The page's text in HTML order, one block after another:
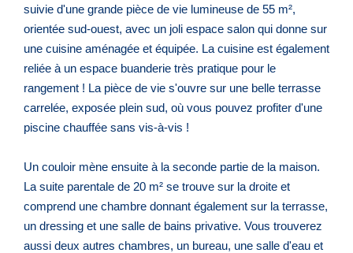
suivie d'une grande pièce de vie lumineuse de 55 m²,
orientée sud-ouest, avec un joli espace salon qui donne sur
une cuisine aménagée et équipée. La cuisine est également
reliée à un espace buanderie très pratique pour le
rangement ! La pièce de vie s'ouvre sur une belle terrasse
carrelée, exposée plein sud, où vous pouvez profiter d'une
piscine chauffée sans vis-à-vis !
Un couloir mène ensuite à la seconde partie de la maison.
La suite parentale de 20 m² se trouve sur la droite et
comprend une chambre donnant également sur la terrasse,
un dressing et une salle de bains privative. Vous trouverez
aussi deux autres chambres, un bureau, une salle d'eau et